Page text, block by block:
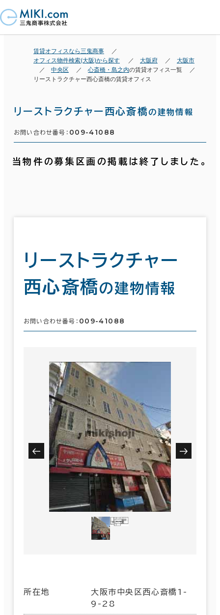
賃貸オフィスなら三鬼商事
オフィス物件検索(大阪)から探す
大阪府
大阪市
中央区
心斎橋・島之内の賃貸オフィス一覧
リーストラクチャー西心斎橋の賃貸オフィス
リーストラクチャー西心斎橋の建物情報
お問い合わせ番号： 009-41088
当物件の募集区画の掲載は終了しました。
リーストラクチャー
西心斎橋の建物情報
お問い合わせ番号： 009-41088
所在地
大阪市中央区西心斎橋1-
9-28